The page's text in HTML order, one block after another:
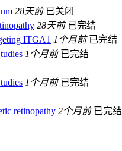
28天前 已关闭
28天前 已完结
ITGA1 1个月前 已完结
1个月前 已完结
1个月前 已完结
retinopathy 2个月前 已完结